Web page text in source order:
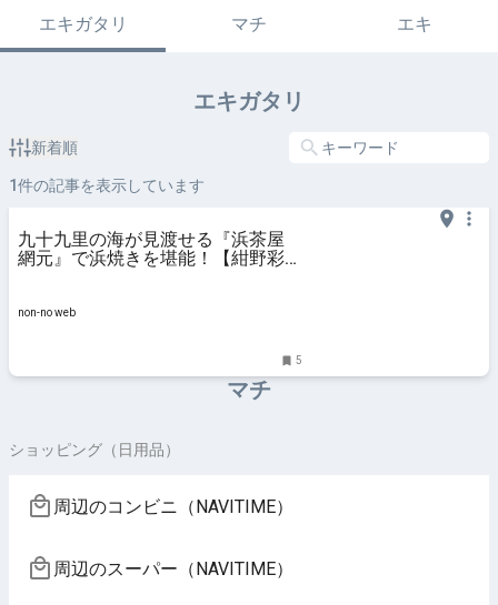
エキガタリ マチ エキ
エキガタリ
新着順
1件の記事を表示しています
九十九里の海が見渡せる『浜茶屋
網元』で浜焼きを堪能！【紺野彩夏
non-no web
5
マチ
ショッピング（日用品）
周辺のコンビニ（NAVITIME）
周辺のスーパー（NAVITIME）